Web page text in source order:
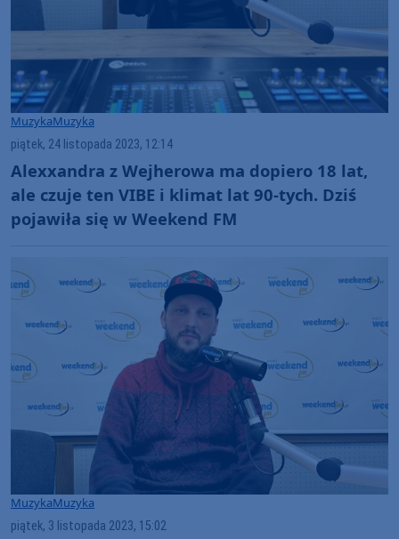
MuzykaMuzyka
piątek, 24 listopada 2023, 12:14
Alexxandra z Wejherowa ma dopiero 18 lat,
ale czuje ten VIBE i klimat lat 90-tych. Dziś
pojawiła się w Weekend FM
MuzykaMuzyka
piątek, 3 listopada 2023, 15:02